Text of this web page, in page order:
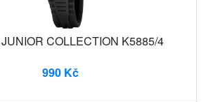
COLLECTION K5885/4
990 Kč